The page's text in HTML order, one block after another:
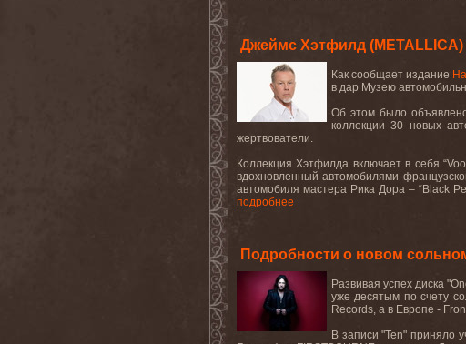
Джеймс Хэтфилд
Как сообщает издание
в дар Музею
Об этом было
коллекции 30 новых
жертвователи.
Коллекция Хэтфилда включает в себя “
вдохновленный автомобилями
автомобиля мастера Рика Дора – “Black
подробнее
Подробности о новом
Развивая успех диска
уже десятым по счету
Records, а в Европе -
В записи "Ten" приняло